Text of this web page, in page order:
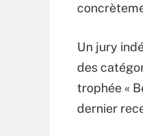
Un jury
des
trophée «
dernier